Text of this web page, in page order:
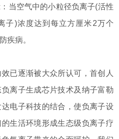
当空气中的小粒径负离子(活性
子)浓度达到每立方厘米2万个
疾病。
已逐渐被大众所认可，首创人
离子生成芯片技术及纳子富勒
电子科技的结合，使负离子设
生活环境形成生态级负离子疗